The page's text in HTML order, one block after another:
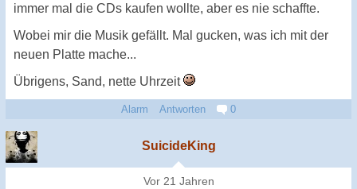
immer mal die CDs kaufen wollte, aber es nie schaffte.
Wobei mir die Musik gefällt. Mal gucken, was ich mit der
neuen Platte mache...
Übrigens, Sand, nette Uhrzeit
Alarm Antworten 0
SuicideKing
Vor 21 Jahren